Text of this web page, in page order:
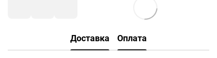
Доставка Оплата